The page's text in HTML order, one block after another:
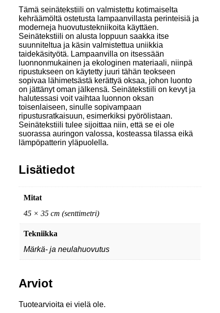
Tämä seinätekstiili on valmistettu kotimaiselta
kehräämöltä ostetusta lampaanvillasta perinteisiä ja
moderneja huovutustekniikoita käyttäen.
Seinätekstiili on alusta loppuun saakka itse
suunniteltua ja käsin valmistettua uniikkia
taidekäsityötä. Lampaanvilla on itsessään
luonnonmukainen ja ekologinen materiaali, niinpä
ripustukseen on käytetty juuri tähän teokseen
sopivaa lähimetsästä kerättyä oksaa, johon luonto
on jättänyt oman jälkensä. Seinätekstiili on kevyt ja
halutessasi voit vaihtaa luonnon oksan
toisenlaiseen, sinulle sopivampaan
ripustusratkaisuun, esimerkiksi pyörölistaan.
Seinätekstiili tulee sijoittaa niin, että se ei ole
suorassa auringon valossa, kosteassa tilassa eikä
lämpöpatterin yläpuolella.
Lisätiedot
Mitat
45 × 35 cm (senttimetri)
Tekniikka
Märkä- ja neulahuovutus
Arviot
Tuotearvioita ei vielä ole.